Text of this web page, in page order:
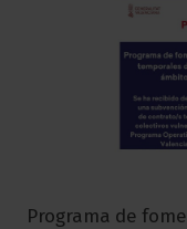
Programa de